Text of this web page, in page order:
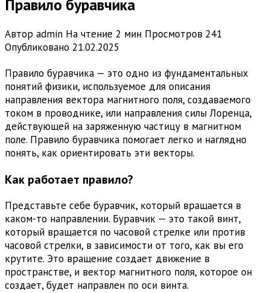
Правило буравчика
Автор admin На чтение 2 мин Просмотров 241
Опубликовано 21.02.2025
Правило буравчика — это одно из фундаментальных
понятий физики, используемое для описания
направления вектора магнитного поля, создаваемого
током в проводнике, или направления силы Лоренца,
действующей на заряженную частицу в магнитном
поле. Правило буравчика помогает легко и наглядно
понять, как ориентировать эти векторы.
Как работает правило?
Представьте себе буравчик, который вращается в
каком-то направлении. Буравчик — это такой винт,
который вращается по часовой стрелке или против
часовой стрелки, в зависимости от того, как вы его
крутите. Это вращение создает движение в
пространстве, и вектор магнитного поля, которое он
создает, будет направлен по оси винта.